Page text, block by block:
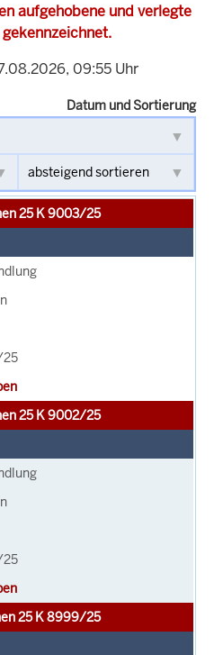
aufgehobene und verlegte
09:55 Uhr
Datum und Sortierung
25 K 9003/25
25 K 9002/25
25 K 8999/25